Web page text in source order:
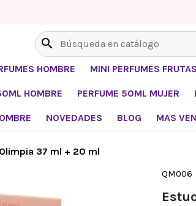
search
HOMBRE MINI PERFUMES FRUTAS
HOMBRE PERFUME 50ML MUJER
NOVEDADES BLOG MAS
37 ml + 20 ml
QM006